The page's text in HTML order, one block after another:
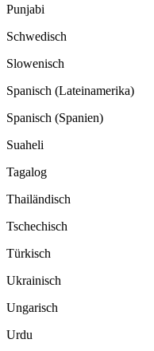
Punjabi
Schwedisch
Slowenisch
Spanisch (Lateinamerika)
Spanisch (Spanien)
Suaheli
Tagalog
Thailändisch
Tschechisch
Türkisch
Ukrainisch
Ungarisch
Urdu